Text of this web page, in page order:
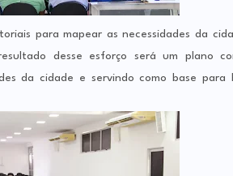
para mapear as necessidades da
desse esforço será um plano
da cidade e servindo como base para